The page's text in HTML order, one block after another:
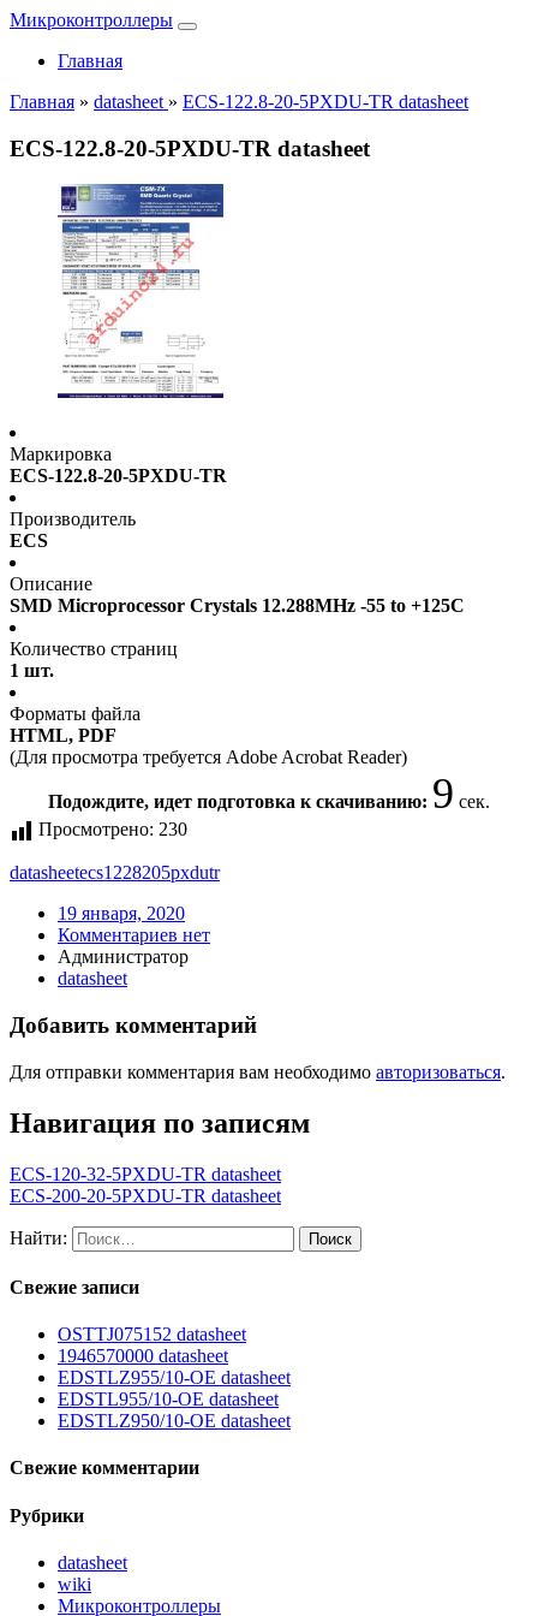
Микроконтроллеры
Главная
Главная » datasheet » ECS-122.8-20-5PXDU-TR datasheet
ECS-122.8-20-5PXDU-TR datasheet
Маркировка
ECS-122.8-20-5PXDU-TR
Производитель
ECS
Описание
SMD Microprocessor Crystals 12.288MHz -55 to +125C
Количество страниц
1 шт.
Форматы файла
HTML, PDF
(Для просмотра требуется Adobe Acrobat Reader)
Подождите, идет подготовка к скачиванию: 9 сек.
Просмотрено: 230
datasheetecs1228205pxdutr
19 января, 2020
Комментариев нет
Администратор
datasheet
Добавить комментарий
Для отправки комментария вам необходимо авторизоваться.
Навигация по записям
ECS-120-32-5PXDU-TR datasheet
ECS-200-20-5PXDU-TR datasheet
Найти:
Свежие записи
OSTTJ075152 datasheet
1946570000 datasheet
EDSTLZ955/10-OE datasheet
EDSTL955/10-OE datasheet
EDSTLZ950/10-OE datasheet
Свежие комментарии
Рубрики
datasheet
wiki
Микроконтроллеры